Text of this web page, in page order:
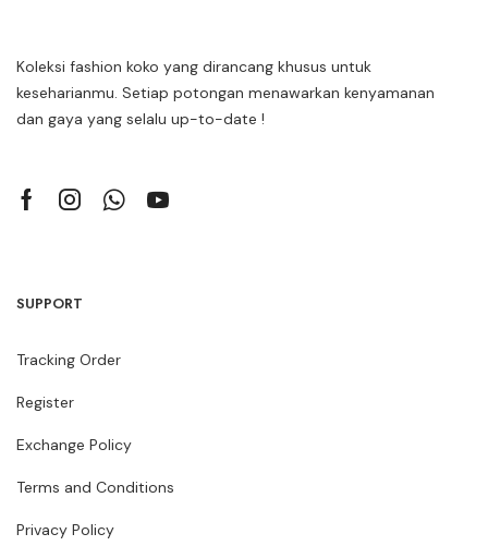
Koleksi fashion koko yang dirancang khusus untuk
keseharianmu. Setiap potongan menawarkan kenyamanan
dan gaya yang selalu up-to-date !
SUPPORT
Tracking Order
Register
Exchange Policy
Terms and Conditions
Privacy Policy